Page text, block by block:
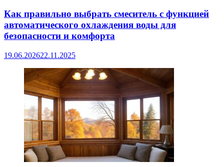
Как правильно выбрать смеситель с функцией
автоматического охлаждения воды для
безопасности и комфорта
19.06.202622.11.2025